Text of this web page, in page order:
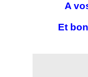
A
Et